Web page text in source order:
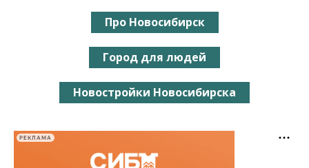
Про Новосибирск
Город для людей
Новостройки Новосибирска
РЕКЛАМА